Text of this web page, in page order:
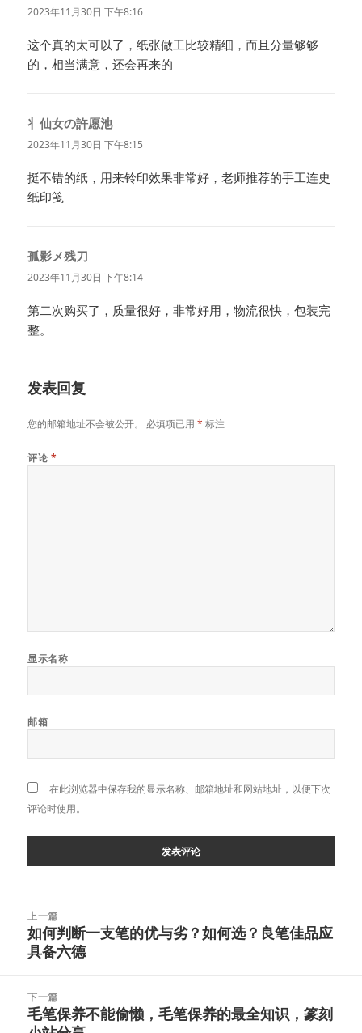
道：
2023年11月30日 下午8:16
这个真的太可以了，纸张做工比较精细，而且分量够够
的，相当满意，还会再来的
丬仙女の許愿池说
道：
2023年11月30日 下午8:15
挺不错的纸，用来铃印效果非常好，老师推荐的手工连史
纸印笺
孤影メ残刀
道：
2023年11月30日 下午8:14
第二次购买了，质量很好，非常好用，物流很快，包装完
整。
发表回复
您的邮箱地址不会被公开。 必填项已用* 标注
评论 *
显示名称
邮箱
在此浏览器中保存我的显示名称、邮箱地址和网站地址，以便下次
评论时使用。
上一篇
上
篇
章：
如何判断一支笔的优与劣？如何选？良笔佳品应
具备六德
下一篇
下
毛笔保养不能偷懒，毛笔保养的最全知识，篆刻